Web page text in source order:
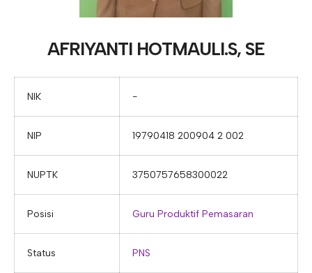
Tupoksi Wakil Bidang Sarana Prasarana
Tupoksi Wakil Bidang Kesiswaan
Tupoksi Guru Piket
Tupoksi Ketua Kons. Keahlian
Tupoksi Kepala Tata Usaha
Tupoksi Bendahara BOS
Tupoksi Bendahara Komite
Tupoksi Perpustakaan
E-BKKAFRIYANTI HOTMAULI.S, SE
NIK −
NIP 19790418 200904 2 002
NUPTK 3750757658300022
Posisi Guru Produktif Pemasaran
Status PNS